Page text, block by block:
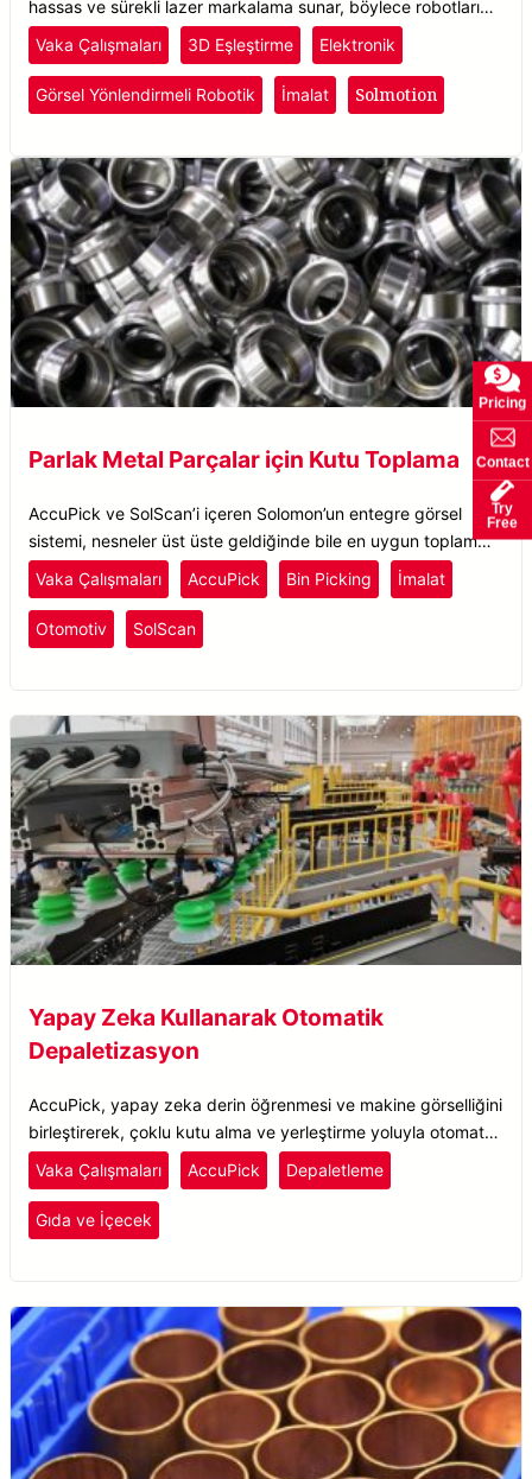
hassas ve sürekli lazer markalama sunar, böylece robotların
parçaları gerçek zamanlı olarak konumlandırarak nesneleri
doğru bir şekilde tanıyıp işaretlemesini sağlar.
Vaka Çalışmaları 3D Eşleştirme Elektronik
Görsel Yönlendirmeli Robotik İmalat Solmotion
Parlak Metal Parçalar için Kutu Toplama
AccuPick ve SolScan’i içeren Solomon’un entegre görsel
sistemi, nesneler üst üste geldiğinde bile en uygun toplama
noktalarının belirlenmesini sağlar.
Vaka Çalışmaları AccuPick Bin Picking İmalat
Otomotiv SolScan
Yapay Zeka Kullanarak Otomatik
Depaletizasyon
AccuPick, yapay zeka derin öğrenmesi ve makine görselliğini
birleştirerek, çoklu kutu alma ve yerleştirme yoluyla otomatik
depaletizasyon sağlar ve optimum dağıtımı gerçekleştirir.
Vaka Çalışmaları AccuPick Depaletleme
Gıda ve İçecek
Pricing
Contact
Try
Free